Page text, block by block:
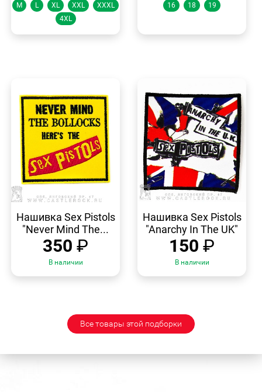
M
L XL XXL
XXXL
4XL
16
18 19
ПРОСМОТР
Нашивка Sex Pistols
"Never Mind The...
350 ₽
В наличии
ПРОСМОТР
Нашивка Sex Pistols
"Anarchy In The UK"
150 ₽
В наличии
Все товары этой подборки